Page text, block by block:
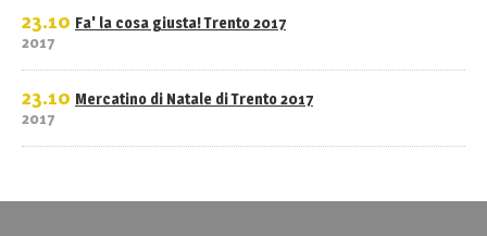
23.10
2017
Fa' la cosa giusta! Trento 2017
23.10
2017
Mercatino di Natale di Trento 2017